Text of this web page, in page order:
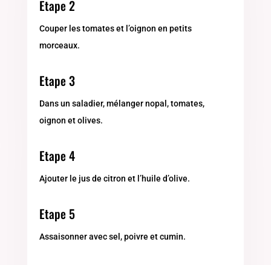
Etape 2
Couper les tomates et l’oignon en petits
morceaux.
Etape 3
Dans un saladier, mélanger nopal, tomates,
oignon et olives.
Etape 4
Ajouter le jus de citron et l’huile d’olive.
Etape 5
Assaisonner avec sel, poivre et cumin.